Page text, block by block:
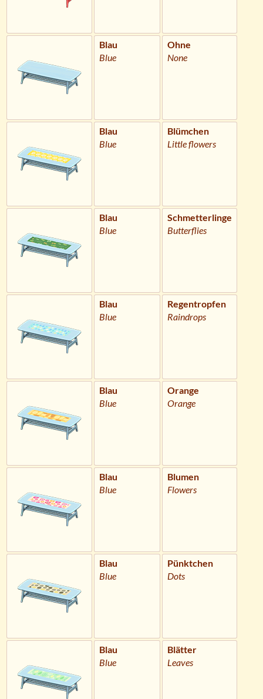
Blau
Blue
Ohne
None
Blau
Blue
Blümchen
Little flowers
Blau
Blue
Schmetterlinge
Butterflies
Blau
Blue
Regentropfen
Raindrops
Blau
Blue
Orange
Orange
Blau
Blue
Blumen
Flowers
Blau
Blue
Pünktchen
Dots
Blau
Blue
Blätter
Leaves